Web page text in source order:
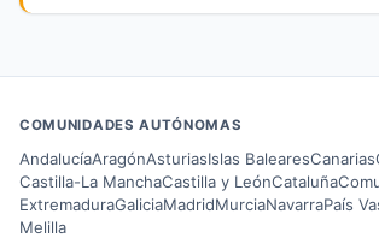
COMUNIDADES AUTÓNOMAS
AndalucíaAragónAsturiasIslas BalearesCanarias
Castilla-La ManchaCastilla y LeónCataluña
ExtremaduraGaliciaMadridMurciaNavarraPaís
Melilla